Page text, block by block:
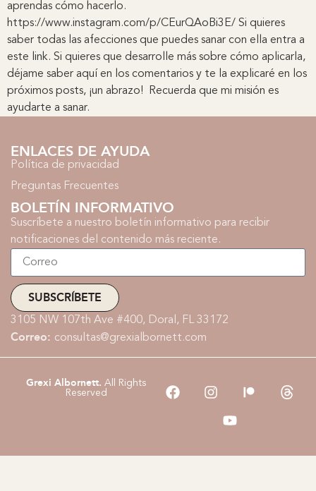
aprendas cómo hacerlo.
https://www.instagram.com/p/CEurQAoBi3E/ Si quieres
saber todas las afecciones que puedes sanar con ella entra a
este link. Si quieres que desarrolle más sobre cómo aplicarla,
déjame saber aquí en los comentarios y te la explicaré en los
próximos posts, ¡un abrazo! Recuerda que mi misión es
ayudarte a sanar.
ENLACES DE AYUDA
Política de privacidad
Preguntas Frecuentes
BOLETÍN INFORMATIVO
Suscríbete a nuestro boletín informativo para recibir
notificaciones del contenido más reciente.
SUBSCRÍBETE
3105 NW 107th Ave #400, Doral, FL 33172
Correo: consultas@grexialbornett.com
Grexi Albornett. All Rights
Reserved